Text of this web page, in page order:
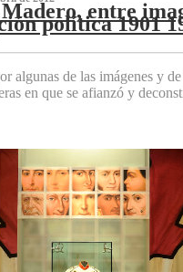
entre
política 1901
algunas de las imágenes y
en que se afianzó y